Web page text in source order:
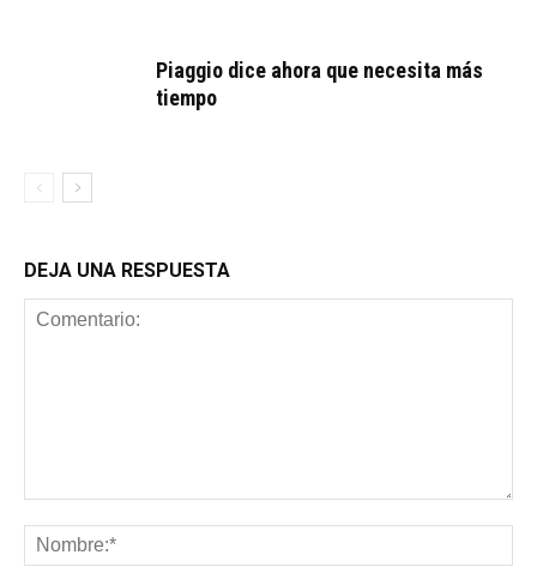
Piaggio dice ahora que necesita más
tiempo
DEJA UNA RESPUESTA